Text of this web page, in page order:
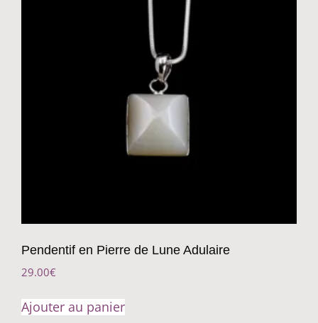
Pendentif en Pierre de Lune Adulaire
29.00€
Ajouter au panier